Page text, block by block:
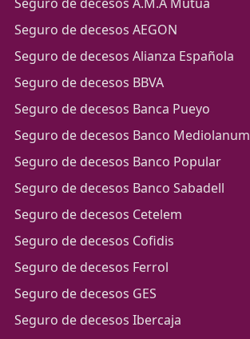
Seguro de decesos AEGON
Seguro de decesos Alianza Española
Seguro de decesos BBVA
Seguro de decesos Banca Pueyo
Seguro de decesos Banco Mediolanum
Seguro de decesos Banco Popular
Seguro de decesos Banco Sabadell
Seguro de decesos Cetelem
Seguro de decesos Cofidis
Seguro de decesos Ferrol
Seguro de decesos GES
Seguro de decesos Ibercaja